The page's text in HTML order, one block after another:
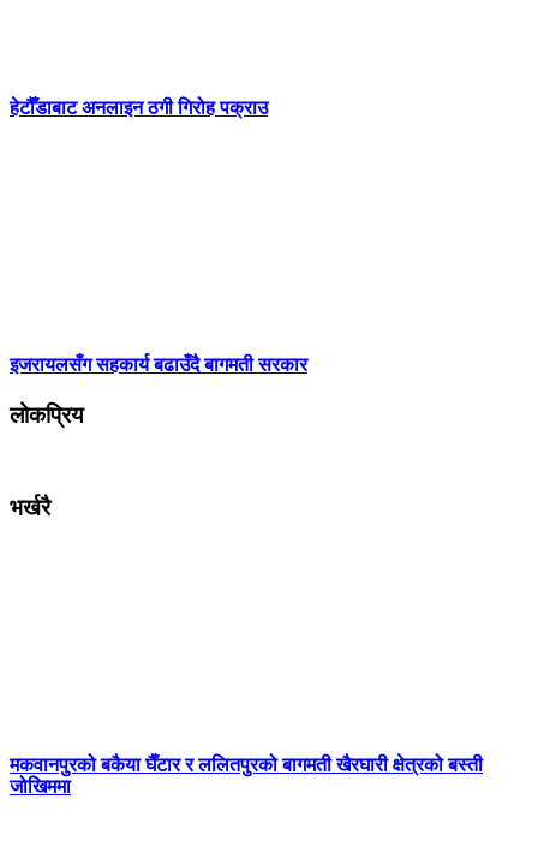
हेटौँडाबाट अनलाइन ठगी गिरोह पक्राउ
इजरायलसँग सहकार्य बढाउँदै बागमती सरकार
लोकप्रिय
भर्खरै
मकवानपुरको बकैया घैँटार र ललितपुरको बागमती खैरघारी क्षेत्रको बस्ती
जोखिममा